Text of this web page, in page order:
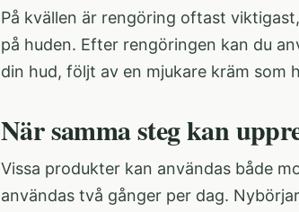
På kvällen är rengöring oftast
på huden. Efter rengöringen kan du
din hud, följt av en mjukare kräm
När samma steg kan
Vissa produkter kan användas både
användas två gånger per dag.